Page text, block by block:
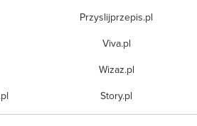
Przyslijprzepis.pl
Viva.pl
Wizaz.pl
Story.pl